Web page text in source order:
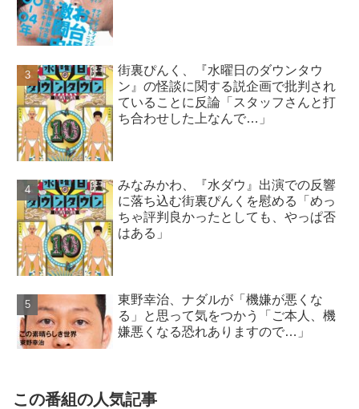
街裏ぴんく、『水曜日のダウンタウ
ン』の怪談に関する説企画で批判され
ていることに反論「スタッフさんと打
ち合わせした上なんで…」
みなみかわ、『水ダウ』出演での反響
に落ち込む街裏ぴんくを慰める「めっ
ちゃ評判良かったとしても、やっぱ否
はある」
東野幸治、ナダルが「機嫌が悪くな
る」と思って気をつかう「ご本人、機
嫌悪くなる恐れありますので…」
この番組の人気記事